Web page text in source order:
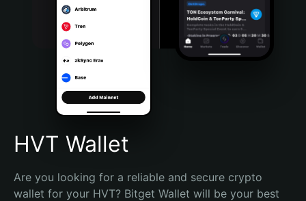
Bahasa Indonesia
Português (Brasil)
Español (Argentina)
HVT Wallet
Are you looking for a reliable and secure crypto
wallet for your HVT? Bitget Wallet will be your best